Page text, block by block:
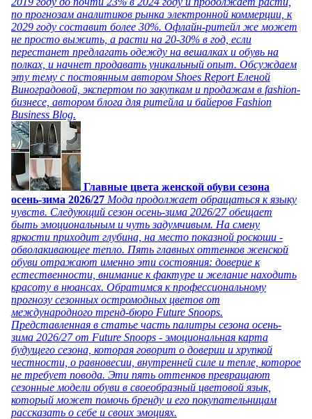
по прогнозам аналитиков рынка электронной коммерции, к
2029 году составит более 30%. Офлайн-ритейл же может
не просто выжить, а расти на 20-30% в год, если
перестанет предлагать одежду на вешалках и обувь на
полках, и начнет продавать уникальный опыт. Обсуждаем
эту тему с постоянным автором Shoes Report Еленой
Виноградовой, экспертом по закупкам и продажам в fashion-
бизнесе, автором блога для ритейла и байеров Fashion
Business Blog.
Главные цвета женской обуви сезона
осень-зима 2026/27 Мода продолжает обращаться к языку
чувств. Следующий сезон осень-зима 2026/27 обещает
быть эмоциональным и чуть задумчивым. На смену
яркости приходит глубина, на место показной роскоши -
обволакивающее тепло. Пять главных оттенков женской
обуви отражают именно эти состояния: доверие к
естественности, внимание к фактуре и желание находить
красоту в нюансах. Обратимся к профессиональному
прогнозу сезонных остромодных цветов от
международного тренд-бюро Future Snoops.
Представленная в статье часть палитры сезона осень-
зима 2026/27 от Future Snoops - эмоциональная карта
будущего сезона, которая говорит о доверии и хрупкой
честности, о равновесии, внутренней силе и тепле, которое
не требует повода. Эти пять оттенков превращают
сезонные модели обуви в своеобразный цветовой язык,
который может помочь бренду и его покупательницам
рассказать о себе и своих эмоциях.